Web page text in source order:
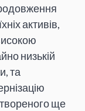
активів,
низькій
та
ще